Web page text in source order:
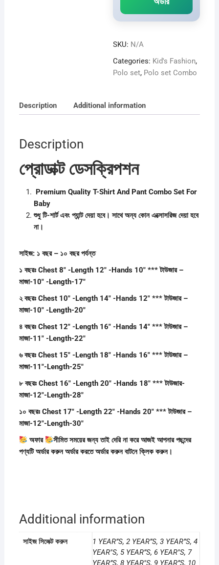
SKU: N/A
Categories: Kid's Fashion,
Polo set, Polo set Combo
Description Additional information
Description
প্রোডাক্ট ডেসক্রিপশন
Premium Quality T-Shirt And Pant Combo Set For
Baby
শুধু টি-শার্ট এবং প্যান্ট দেয়া হবে। সাথে অন্য কোন এক্সোসরিজ দেয়া হবে
না।
সাইজ: ১ বছর – ১০ বছর পর্যন্ত
১ বছরঃ Chest 8″ -Length 12″ -Hands 10″ *** টাউজার –
মাজা-10″ -Length-17″
২ বছরঃ Chest 10″ -Length 14″ -Hands 12″ *** টাউজার –
মাজা-10″ -Length-20″
৪ বছরঃ Chest 12″ -Length 16″ -Hands 14″ *** টাউজার –
মাজা-11″ -Length-22″
৬ বছরঃ Chest 15″ -Length 18″ -Hands 16″ *** টাউজার –
মাজা-11″-Length-25″
৮ বছরঃ Chest 16″ -Length 20″ -Hands 18″ *** টাউজার-
মাজা-12″-Length-28″
১০ বছরঃ Chest 17″ -Length 22″ -Hands 20″ *** টাউজার –
মাজা-12″-Length-30″
অফার
সীমিত সময়ের জন্য তাই দেরি না করে আজই আপনার পছন্দের
পণ্যটি অর্ডার করুন অর্ডার করতে অর্ডার করুন বাটনে ক্লিক করুন।
Additional information
সাইজ সিলেক্ট করুন
1 YEAR”S, 2 YEAR”S, 3 YEAR”S, 4
YEAR"S, 5 YEAR”S, 6 YEAR"S, 7
YEAR”S, 8 YEAR"S, 9 YEAR”S, 10